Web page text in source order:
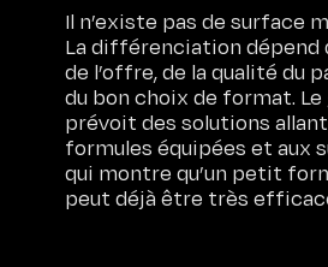
Il n’existe pas de surface
La différenciation dépend
de l’offre, de la qualité du
du bon choix de format.
prévoit des solutions
formules équipées et aux
qui montre qu’un petit
peut déjà être très